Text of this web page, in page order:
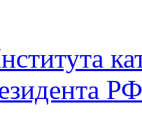
РФ